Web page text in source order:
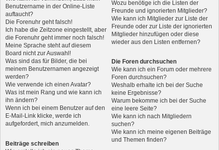
Benutzername in der Online-Liste
auftaucht?
Die Forenuhr geht falsch!
Ich habe die Zeitzone eingestellt, aber
die Forenuhr geht immer noch falsch!
Meine Sprache steht auf diesem
Board nicht zur Auswahl!
Was sind das für Bilder, die bei
meinem Benutzernamen angezeigt
werden?
Wie verwende ich einen Avatar?
Was ist mein Rang und wie kann ich
ihn ändern?
Wenn ich bei einem Benutzer auf den
E-Mail-Link klicke, werde ich
aufgefordert, mich anzumelden.
Beiträge schreiben
Wozu benötige ich die Listen der
Freunde und ignorierten Mitglieder?
Wie kann ich Mitglieder zur Liste der
Freunde oder zur Liste der ignorierten
Mitglieder hinzufügen oder diese
wieder aus den Listen entfernen?
Die Foren durchsuchen
Wie kann ich ein Forum oder mehrere
Foren durchsuchen?
Weshalb erhalte ich bei der Suche
keine Ergebnisse?
Warum bekomme ich bei der Suche
eine leere Seite?
Wie kann ich nach Mitgliedern
suchen?
Wie kann ich meine eigenen Beiträge
und Themen finden?